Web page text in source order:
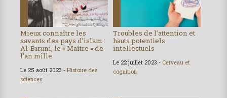
Mieux connaître les
savants des pays d’islam :
Al-Biruni, le « Maître » de
l’an mille
Le 25 août 2023 - Histoire des
sciences
Troubles de l’attention et
hauts potentiels
intellectuels
Le 22 juillet 2023 - Cerveau et
cognition